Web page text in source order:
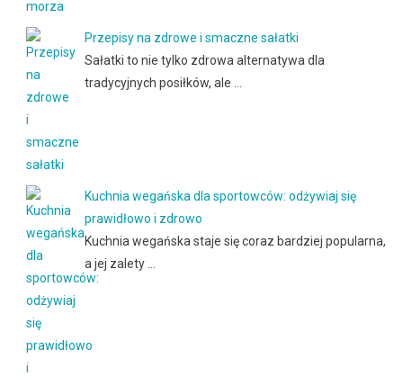
Przepisy na zdrowe i smaczne sałatki
Sałatki to nie tylko zdrowa alternatywa dla
tradycyjnych posiłków, ale …
Kuchnia wegańska dla sportowców: odżywiaj się
prawidłowo i zdrowo
Kuchnia wegańska staje się coraz bardziej popularna,
a jej zalety …